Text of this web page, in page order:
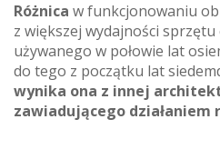
Różnica w funkcjonowaniu
z większej wydajności
używanego w połowie lat
do tego z początku lat
wynika ona z innej
zawiadującego działaniem